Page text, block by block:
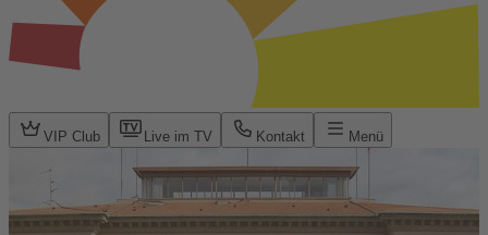
VIP Club Live im TV Kontakt Menü